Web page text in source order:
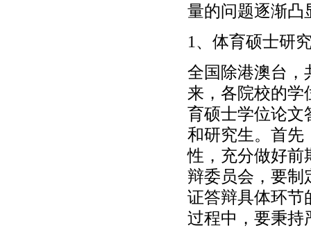
量的问题逐渐凸
1、体育硕士研
全国除港澳台，
来，各院校的学
育硕士学位论
和研究生。首先
性，充分做好前
辩委员会，要制
证答辩具体环节
过程中，要秉持